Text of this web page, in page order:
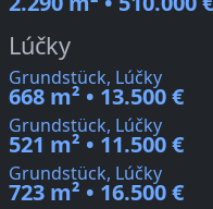
Lúčky
Grundstück, Lúčky
668 m² • 13.500 €
Grundstück, Lúčky
521 m² • 11.500 €
Grundstück, Lúčky
723 m² • 16.500 €